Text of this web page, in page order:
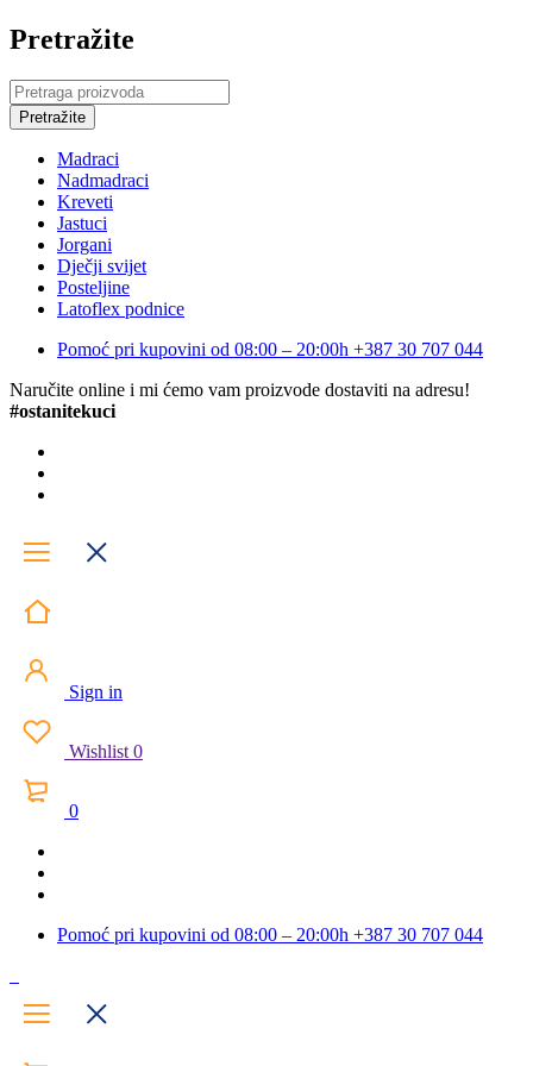
Pretražite
Madraci
Nadmadraci
Kreveti
Jastuci
Jorgani
Dječji svijet
Posteljine
Latoflex podnice
Pomoć pri kupovini od 08:00 – 20:00h +387 30 707 044
Naručite online i mi ćemo vam proizvode dostaviti na adresu!
#ostanitekuci
Sign in
Wishlist 0
0
Pomoć pri kupovini od 08:00 – 20:00h +387 30 707 044